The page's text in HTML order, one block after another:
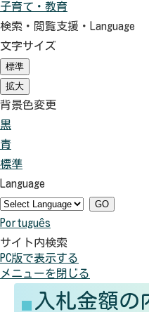
子育て・教育
検索・閲覧支援・
Language
文字サイズ
標準
期
状
態）
拡大
期
状
背景色変更
黒
色
を
黒
色
に
す
る
青
景
色
を
青
色
に
す
る
標準
景
色
を
元
に
戻
す
Language
GO
Português
サイト内検索
PC版で表示する
メニューを閉じる
入札金額の